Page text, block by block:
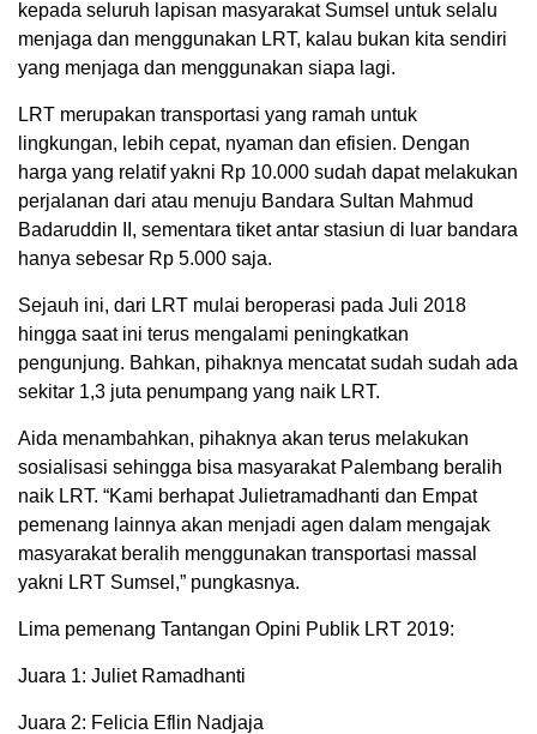
kepada seluruh lapisan masyarakat Sumsel untuk selalu
menjaga dan menggunakan LRT, kalau bukan kita sendiri
yang menjaga dan menggunakan siapa lagi.
LRT merupakan transportasi yang ramah untuk
lingkungan, lebih cepat, nyaman dan efisien. Dengan
harga yang relatif yakni Rp 10.000 sudah dapat melakukan
perjalanan dari atau menuju Bandara Sultan Mahmud
Badaruddin II, sementara tiket antar stasiun di luar bandara
hanya sebesar Rp 5.000 saja.
Sejauh ini, dari LRT mulai beroperasi pada Juli 2018
hingga saat ini terus mengalami peningkatkan
pengunjung. Bahkan, pihaknya mencatat sudah sudah ada
sekitar 1,3 juta penumpang yang naik LRT.
Aida menambahkan, pihaknya akan terus melakukan
sosialisasi sehingga bisa masyarakat Palembang beralih
naik LRT. “Kami berhapat Julietramadhanti dan Empat
pemenang lainnya akan menjadi agen dalam mengajak
masyarakat beralih menggunakan transportasi massal
yakni LRT Sumsel,” pungkasnya.
Lima pemenang Tantangan Opini Publik LRT 2019:
Juara 1: Juliet Ramadhanti
Juara 2: Felicia Eflin Nadjaja